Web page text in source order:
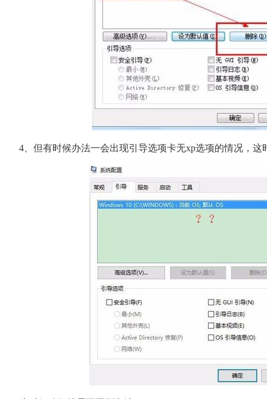
4、但有时候办法一会出现引导选项卡无xp选项的情况，这